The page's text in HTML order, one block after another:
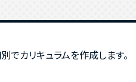
でカリキュラムを作成します。